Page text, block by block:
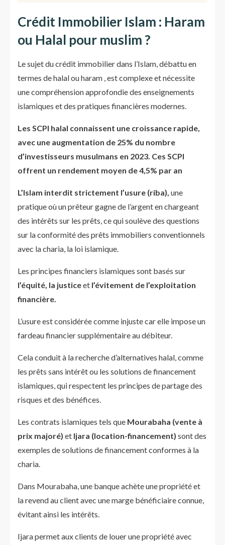
Crédit Immobilier Islam : Haram
ou Halal pour muslim ?
Le sujet du crédit immobilier dans l’Islam, débattu en
termes de halal ou haram , est complexe et nécessite
une compréhension approfondie des enseignements
islamiques et des pratiques financières modernes.
Les SCPI halal connaissent une croissance rapide,
avec une augmentation de 25% du nombre
d’investisseurs musulmans en 2023. Ces SCPI
offrent un rendement moyen de 4,5% par an
L’Islam interdit strictement l’usure (riba), une
pratique où un prêteur gagne de l’argent en chargeant
des intérêts sur les prêts, ce qui soulève des questions
sur la conformité des prêts immobiliers conventionnels
avec la charia, la loi islamique.
Les principes financiers islamiques sont basés sur
l’équité, la justiceet l’évitement de l’exploitation
financière.
L’usure est considérée comme injuste car elle impose un
fardeau financier supplémentaire au débiteur.
Cela conduit à la recherche d’alternatives halal, comme
les prêts sans intérêt ou les solutions de financement
islamiques, qui respectent les principes de partage des
risques et des bénéfices.
Les contrats islamiques tels que Mourabaha (vente à
prix majoré) et Ijara (location-financement) sont des
exemples de solutions de financement conformes à la
charia.
Dans Mourabaha, une banque achète une propriété et
la revend au client avec une marge bénéficiaire connue,
évitant ainsi les intérêts.
Ijara permet aux clients de louer une propriété avec